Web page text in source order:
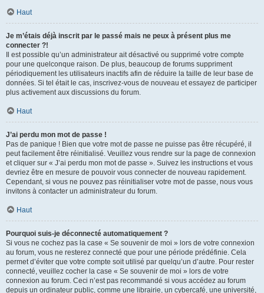
Haut
Je m’étais déjà inscrit par le passé mais ne peux à présent plus me
connecter ?!
Il est possible qu’un administrateur ait désactivé ou supprimé votre compte
pour une quelconque raison. De plus, beaucoup de forums suppriment
périodiquement les utilisateurs inactifs afin de réduire la taille de leur base de
données. Si tel était le cas, inscrivez-vous de nouveau et essayez de participer
plus activement aux discussions du forum.
Haut
J’ai perdu mon mot de passe !
Pas de panique ! Bien que votre mot de passe ne puisse pas être récupéré, il
peut facilement être réinitialisé. Veuillez vous rendre sur la page de connexion
et cliquer sur « J’ai perdu mon mot de passe ». Suivez les instructions et vous
devriez être en mesure de pouvoir vous connecter de nouveau rapidement.
Cependant, si vous ne pouvez pas réinitialiser votre mot de passe, nous vous
invitons à contacter un administrateur du forum.
Haut
Pourquoi suis-je déconnecté automatiquement ?
Si vous ne cochez pas la case « Se souvenir de moi » lors de votre connexion
au forum, vous ne resterez connecté que pour une période prédéfinie. Cela
permet d’éviter que votre compte soit utilisé par quelqu’un d’autre. Pour rester
connecté, veuillez cocher la case « Se souvenir de moi » lors de votre
connexion au forum. Ceci n’est pas recommandé si vous accédez au forum
depuis un ordinateur public, comme une librairie, un cybercafé, une université,